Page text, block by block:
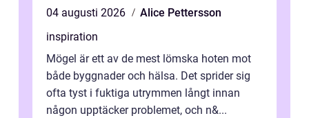
04 augusti 2026
Alice Pettersson
inspiration
Mögel är ett av de mest lömska hoten mot
både byggnader och hälsa. Det sprider sig
ofta tyst i fuktiga utrymmen långt innan
någon upptäcker problemet, och n&...